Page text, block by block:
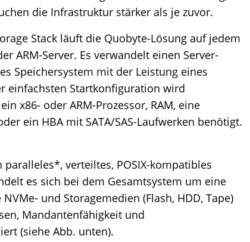
die Infrastruktur stärker als je zuvor.
Stack läuft die Quobyte-Lösung auf jedem
ARM-Server. Es verwandelt einen Server-
Speichersystem mit der Leistung eines
einfachsten Startkonfiguration wird
x86- oder ARM-Prozessor, RAM, eine
ein HBA mit SATA/SAS-Laufwerken benötigt.
verteiltes, POSIX-kompatibles
es sich bei dem Gesamtsystem um eine
und Storagemedien (Flash, HDD, Tape)
Mandantenfähigkeit und
(siehe Abb. unten).